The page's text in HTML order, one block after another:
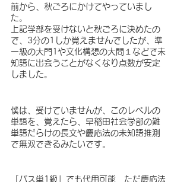
前から、秋ごろにかけてやっていまし
た。
上記学部を受けないと秋ごろに決めたの
で、3分の1しか覚えませんでしたが、準
一級の大門1や文化構想の大問１などで未
知語に出会うことがなくなり点数が安定
しました。
僕は、受けていませんが、このレベルの
単語を、覚えたら、早稲田社会学部の難
単語だらけの長文や慶応法の未知語推測
で無双できるみたいです。
「パス単1級」でも代用可能　ただ慶応法